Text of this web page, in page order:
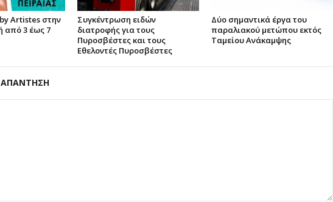
Artistes στην
από 3 έως 7
Συγκέντρωση ειδών
διατροφής για τους
Πυροσβέστες και τους
Εθελοντές Πυροσβέστες
Δύο σημαντικά έργα του
παραλιακού μετώπου εκτός
Ταμείου Ανάκαμψης